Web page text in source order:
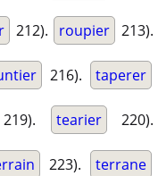
212). roupier 213).
216). taperer
219). tearier 220).
223). terrane